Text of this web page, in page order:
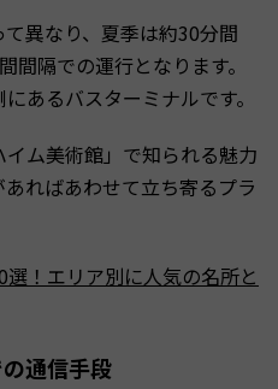
異なり、夏季は約30分間
間隔での運行となります。
あるバスターミナルです。
ム美術館」で知られる魅力
ればあわせて立ち寄るプラ
！エリア別に人気の名所と
通信手段